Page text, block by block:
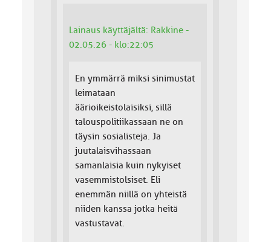
Lainaus käyttäjältä: Rakkine -
02.05.26 - klo:22:05
En ymmärrä miksi sinimustat
leimataan
äärioikeistolaisiksi, sillä
talouspolitiikassaan ne on
täysin sosialisteja. Ja
juutalaisvihassaan
samanlaisia kuin nykyiset
vasemmistolsiset. Eli
enemmän niillä on yhteistä
niiden kanssa jotka heitä
vastustavat.